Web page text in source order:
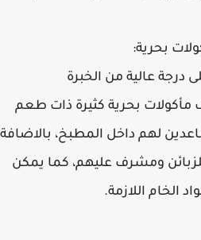
بحرية:
درجة عالية من الخبرة
بحرية كثيرة ذات طعم
لهم داخل المطبخ، بالاضافة
ومشرف عليهم، كما يمكن
الخام اللازمة.